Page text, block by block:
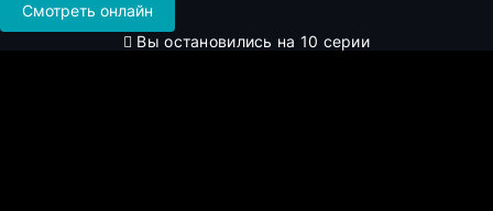
Смотреть онлайн
Вы остановились на 10 серии